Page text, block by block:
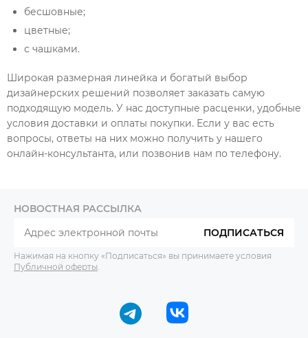
бесшовные;
цветные;
с чашками.
Широкая размерная линейка и богатый выбор
дизайнерских решений позволяет заказать самую
подходящую модель. У нас доступные расценки, удобные
условия доставки и оплаты покупки. Если у вас есть
вопросы, ответы на них можно получить у нашего
онлайн-консультанта, или позвонив нам по телефону.
НОВОСТНАЯ РАССЫЛКА
ПОДПИСАТЬСЯ
Нажимая на кнопку «Подписаться» вы принимаете условия
Публичной оферты